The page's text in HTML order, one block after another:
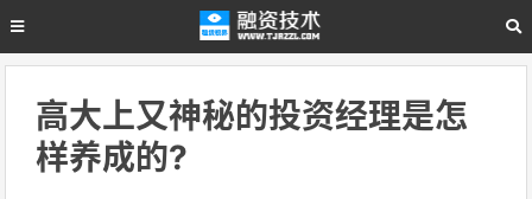
高大上又神秘的投资经理是怎
样养成的?